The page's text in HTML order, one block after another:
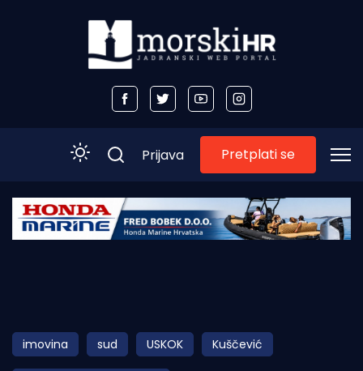
Početna
Obala
Otoci
Prijava Pretplati se
imovina sud USKOK Kuščević